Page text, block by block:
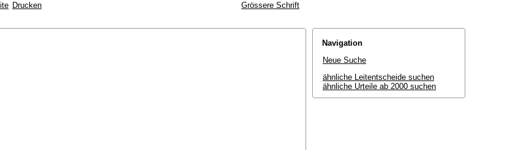
Drucken Grössere Schrift
Navigation
Neue Suche
ähnliche Leitentscheide suchen
ähnliche Urteile ab 2000 suchen